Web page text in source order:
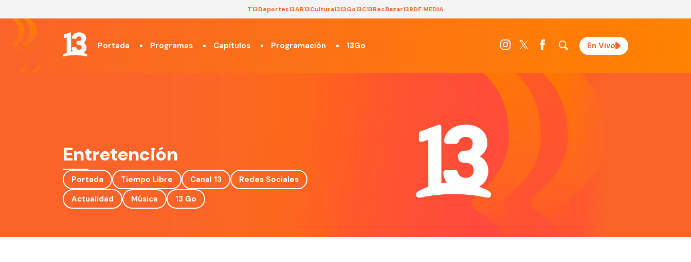
T13Deportes13AR13Cultura1313Go13C13RecBazar13RDF MEDIA
Portada Programas Capítulos Programación 13Go En Vivo
Entretención
Portada Tiempo Libre Canal 13
Redes Sociales
Actualidad
Música 13 Go